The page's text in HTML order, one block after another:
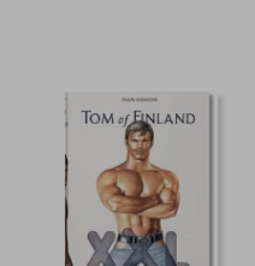
50%
dcto.